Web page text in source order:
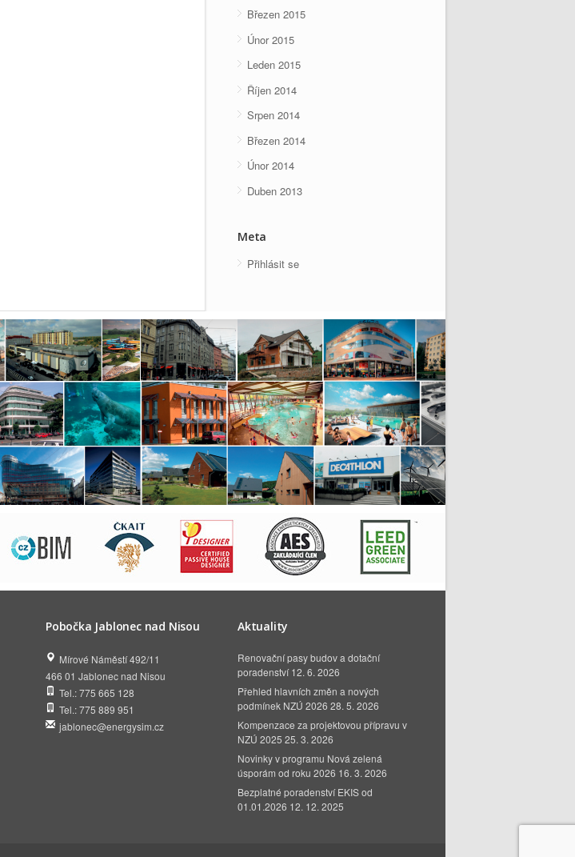
Březen 2015
Únor 2015
Leden 2015
Říjen 2014
Srpen 2014
Březen 2014
Únor 2014
Duben 2013
Meta
Přihlásit se
Pobočka Jablonec nad Nisou
Mírové Náměstí 492/11
466 01 Jablonec nad Nisou
Tel.: 775 665 128
Tel.: 775 889 951
jablonec@energysim.cz
Aktuality
Renovační pasy budov a dotační
poradenství 12. 6. 2026
Přehled hlavních změn a nových
podmínek NZÚ 2026 28. 5. 2026
Kompenzace za projektovou přípravu v
NZÚ 2025 25. 3. 2026
Novinky v programu Nová zelená
úsporám od roku 2026 16. 3. 2026
Bezplatné poradenství EKIS od
01.01.2026 12. 12. 2025